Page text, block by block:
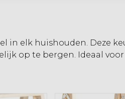
elk huishouden. Deze
op te bergen. Ideaal